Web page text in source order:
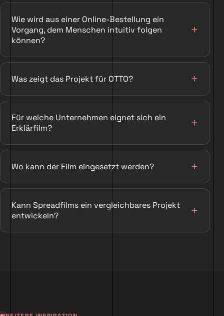
Wie wird aus einer Online-Bestellung ein
Vorgang, dem Menschen intuitiv folgen
können?
Was zeigt das Projekt für OTTO?
Für welche Unternehmen eignet sich ein
Erklärfilm?
Wo kann der Film eingesetzt werden?
Kann Spreadfilms ein vergleichbares Projekt
entwickeln?